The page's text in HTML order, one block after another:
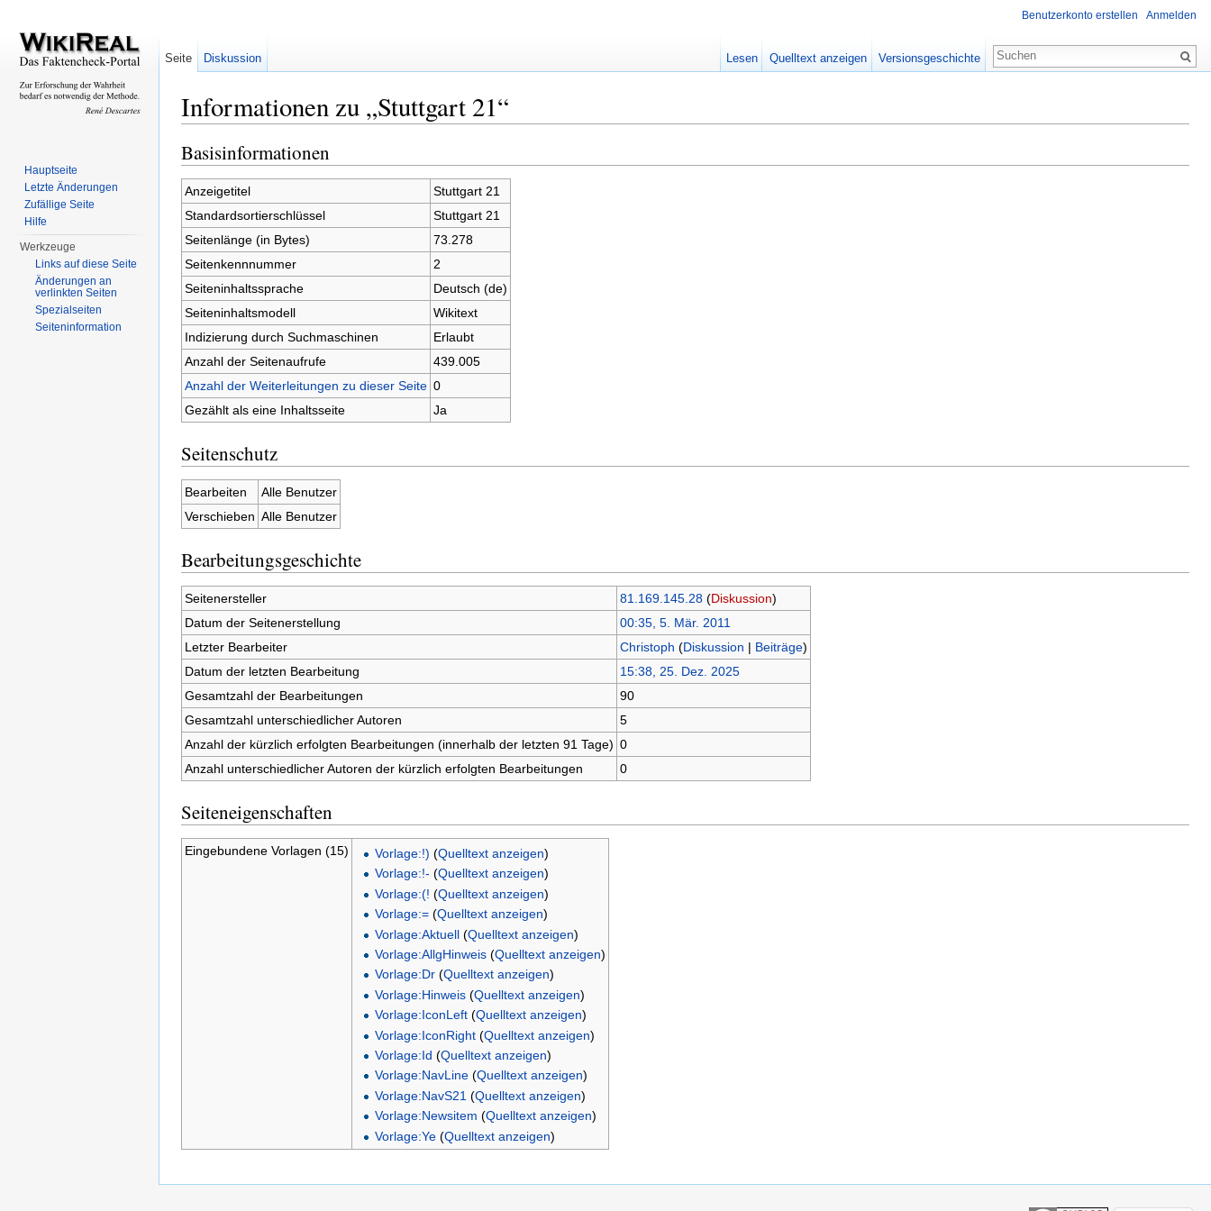
Informationen zu „Stuttgart 21“
Basisinformationen
Anzeigetitel
Stuttgart 21
Standardsortierschlüssel
Stuttgart 21
Seitenlänge (in Bytes)
73.278
Seitenkennnummer
2
Seiteninhaltssprache
Deutsch (de)
Seiteninhaltsmodell
Wikitext
Indizierung durch Suchmaschinen
Erlaubt
Anzahl der Seitenaufrufe
439.005
Anzahl der Weiterleitungen zu dieser Seite 0
Gezählt als eine Inhaltsseite
Ja
Seitenschutz
Bearbeiten
Alle Benutzer
Verschieben Alle Benutzer
Bearbeitungsgeschichte
Seitenersteller 81.169.145.28 (Diskussion)
Datum der Seitenerstellung
00:35, 5. Mär. 2011
Letzter Bearbeiter
Christoph (Diskussion | Beiträge)
Datum der letzten Bearbeitung
15:38, 25. Dez. 2025
Gesamtzahl der Bearbeitungen
90
Gesamtzahl unterschiedlicher Autoren
5
Anzahl der kürzlich erfolgten Bearbeitungen (innerhalb der letzten 91 Tage) 0
Anzahl unterschiedlicher Autoren der kürzlich erfolgten Bearbeitungen
0
Seiteneigenschaften
Eingebundene Vorlagen (15) Vorlage:!) (Quelltext anzeigen)
Vorlage:!- (Quelltext anzeigen)
Vorlage:(! (Quelltext anzeigen)
Vorlage:= (Quelltext anzeigen)
Vorlage:Aktuell (Quelltext anzeigen)
Vorlage:AllgHinweis (Quelltext anzeigen)
Vorlage:Dr (Quelltext anzeigen)
Vorlage:Hinweis (Quelltext anzeigen)
Vorlage:IconLeft (Quelltext anzeigen)
Vorlage:IconRight (Quelltext anzeigen)
Vorlage:Id (Quelltext anzeigen)
Vorlage:NavLine (Quelltext anzeigen)
Vorlage:NavS21 (Quelltext anzeigen)
Vorlage:Newsitem (Quelltext anzeigen)
Vorlage:Ye (Quelltext anzeigen)
Benutzerkonto erstellen Anmelden
Seite Diskussion Lesen Quelltext anzeigen Versionsgeschichte
Hauptseite
Letzte Änderungen
Zufällige Seite
Hilfe
Werkzeuge
Links auf diese Seite
Änderungen an
verlinkten Seiten
Spezialseiten
Seiteninformation